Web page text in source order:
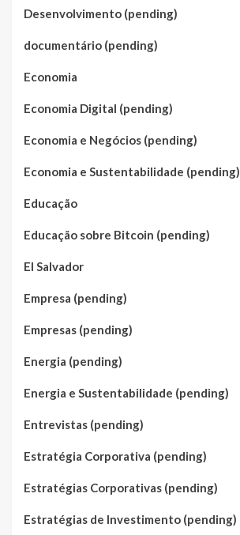
Desenvolvimento (pending)
documentário (pending)
Economia
Economia Digital (pending)
Economia e Negócios (pending)
Economia e Sustentabilidade (pending)
Educação
Educação sobre Bitcoin (pending)
El Salvador
Empresa (pending)
Empresas (pending)
Energia (pending)
Energia e Sustentabilidade (pending)
Entrevistas (pending)
Estratégia Corporativa (pending)
Estratégias Corporativas (pending)
Estratégias de Investimento (pending)